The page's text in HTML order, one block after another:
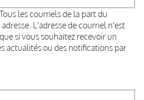
les courriels de la part du
L'adresse de courriel n'est
si vous souhaitez recevoir un
actualités ou des notifications par